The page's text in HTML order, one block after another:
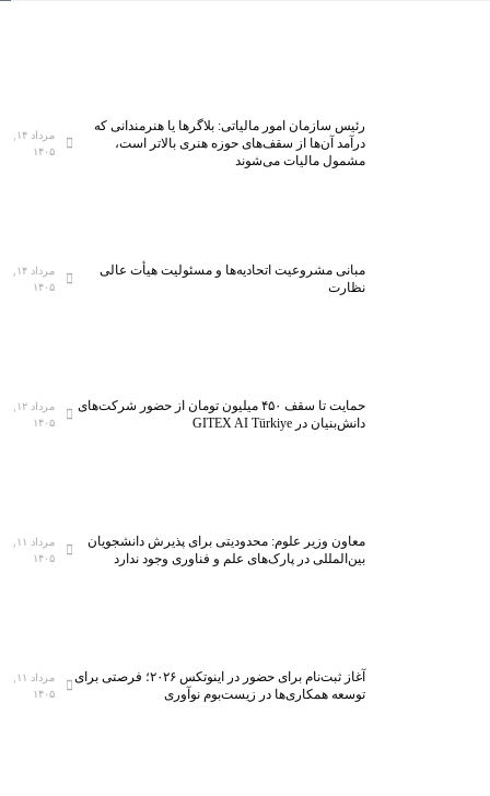
رئیس سازمان امور مالیاتی: بلاگر‌ها یا هنرمندانی که
درآمد آن‌ها از سقف‌های حوزه هنری بالاتر است،
مشمول مالیات می‌شوند
۱۴۰۵
مبانی مشروعیت اتحادیه‌ها و مسئولیت هیأت عالی
نظارت
۱۴۰۵
حمایت تا سقف ۴۵۰ میلیون تومان از حضور شرکت‌های
دانش‌بنیان در GITEX AI Türkiye
۱۴۰۵
معاون وزیر علوم: محدودیتی برای پذیرش دانشجویان
بین‌المللی در پارک‌های علم و فناوری وجود ندارد
۱۴۰۵
آغاز ثبت‌نام برای حضور در اینوتکس ۲۰۲۶؛ فرصتی برای
توسعه همکاری‌ها در زیست‌بوم نوآوری
۱۴۰۵